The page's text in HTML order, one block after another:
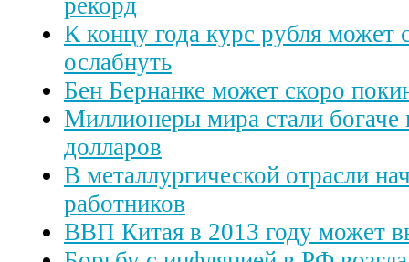
рекорд
К концу года курс рубля может
ослабнуть
Бен Бернанке может скоро
Миллионеры мира стали богаче
долларов
В металлургической отрасли
работников
ВВП Китая в 2013 году может